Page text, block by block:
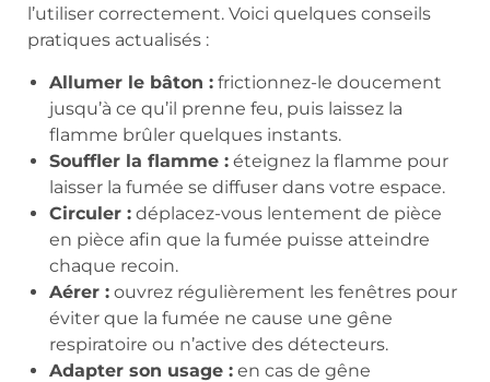
l’utiliser correctement. Voici quelques conseils
pratiques actualisés :
Allumer le bâton : frictionnez-le doucement
jusqu’à ce qu’il prenne feu, puis laissez la
flamme brûler quelques instants.
Souffler la flamme : éteignez la flamme pour
laisser la fumée se diffuser dans votre espace.
Circuler : déplacez-vous lentement de pièce
en pièce afin que la fumée puisse atteindre
chaque recoin.
Aérer : ouvrez régulièrement les fenêtres pour
éviter que la fumée ne cause une gêne
respiratoire ou n’active des détecteurs.
Adapter son usage : en cas de gêne